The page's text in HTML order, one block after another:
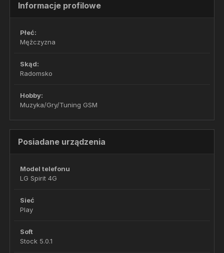
Informacje profilowe
Płeć:
Mężczyzna
Skąd:
Radomsko
Hobby:
Muzyka/Gry/Tuning GSM
Posiadane urządzenia
Model telefonu
LG Spirit 4G
Sieć
Play
Soft
Stock 5.0.1